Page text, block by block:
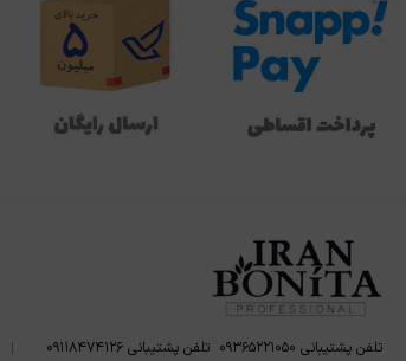
تلفن پشتیبانی ۰۹۳۶۵۲۲۱۰۵۰ تلفن پشتیبانی ۰۹۱۱۸۴۷۴۱۲۶